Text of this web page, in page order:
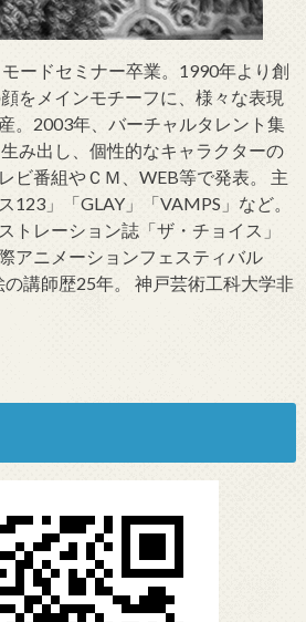
ードセミナー卒業。1990年より創
をメインモチーフに、様々な表現
。2003年、バーチャルタレント集
み出し、個性的なキャラクターの
ビ番組やＣＭ、WEB等で発表。 主
123」「GLAY」「VAMPS」など。
トレーション誌「ザ・チョイス」
アニメーションフェスティバル
の講師歴25年。 神戸芸術工科大学非